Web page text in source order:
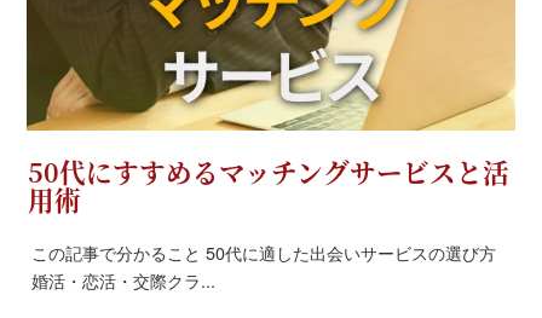
50代にすすめるマッチングサービスと活
用術
この記事で分かること 50代に適した出会いサービスの選び方
婚活・恋活・交際クラ...